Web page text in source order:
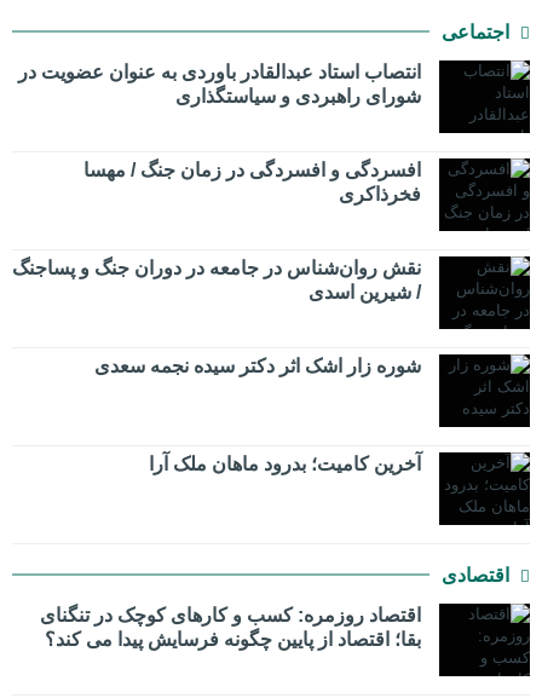
اجتماعی
انتصاب استاد عبدالقادر باوردی به عنوان عضویت در
شورای راهبردی و سیاستگذاری
افسردگی و افسردگی در زمان جنگ / مهسا
فخرذاکری
نقش روان‌شناس در جامعه در دوران جنگ و پساجنگ
/ شیرین اسدی
شوره زار اشک اثر دکتر سیده نجمه سعدی
​آخرین کامیت؛ بدرود ماهان ملک آرا
اقتصادی
اقتصاد روزمره: کسب‌ و کارهای کوچک در تنگنای
بقا؛ اقتصاد از پایین چگونه فرسایش پیدا می کند؟